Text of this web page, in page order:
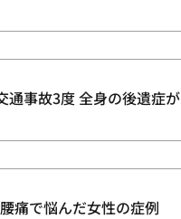
事故3度 全身の後遺症が
で悩んだ女性の症例